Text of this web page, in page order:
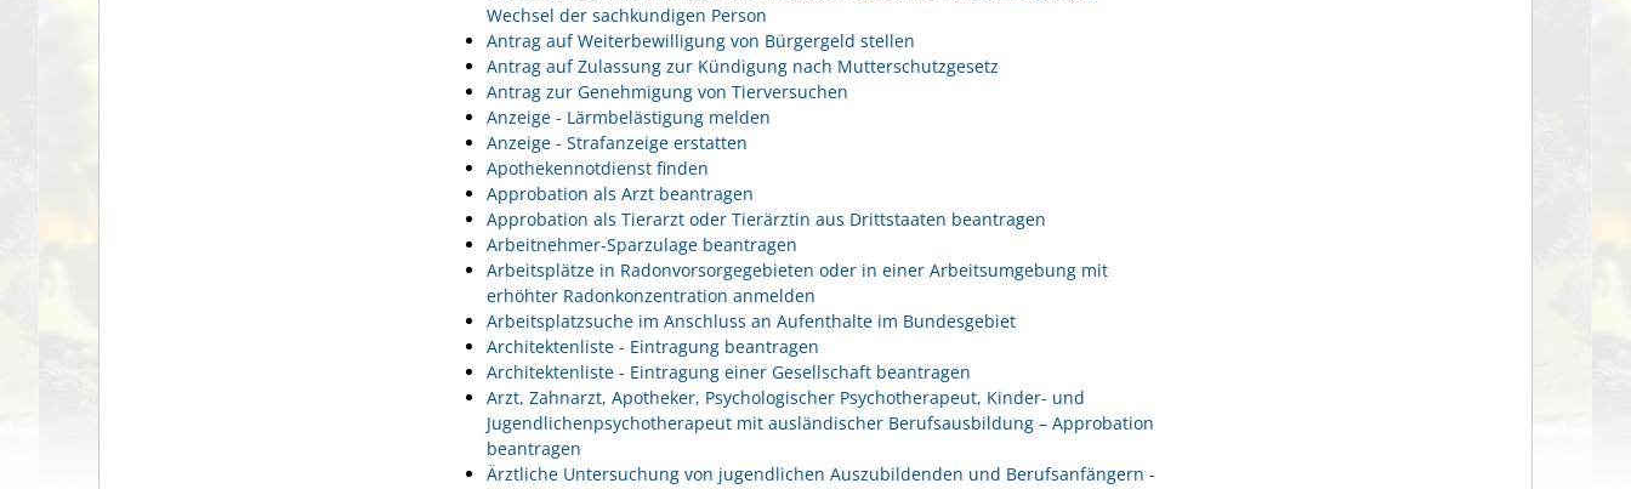
Wechsel der sachkundigen Person
Antrag auf Weiterbewilligung von Bürgergeld stellen
Antrag auf Zulassung zur Kündigung nach Mutterschutzgesetz
Antrag zur Genehmigung von Tierversuchen
Anzeige - Lärmbelästigung melden
Anzeige - Strafanzeige erstatten
Apothekennotdienst finden
Approbation als Arzt beantragen
Approbation als Tierarzt oder Tierärztin aus Drittstaaten beantragen
Arbeitnehmer-Sparzulage beantragen
Arbeitsplätze in Radonvorsorgegebieten oder in einer Arbeitsumgebung mit
erhöhter Radonkonzentration anmelden
Arbeitsplatzsuche im Anschluss an Aufenthalte im Bundesgebiet
Architektenliste - Eintragung beantragen
Architektenliste - Eintragung einer Gesellschaft beantragen
Arzt, Zahnarzt, Apotheker, Psychologischer Psychotherapeut, Kinder- und
Jugendlichenpsychotherapeut mit ausländischer Berufsausbildung – Approbation
beantragen
Ärztliche Untersuchung von jugendlichen Auszubildenden und Berufsanfängern -